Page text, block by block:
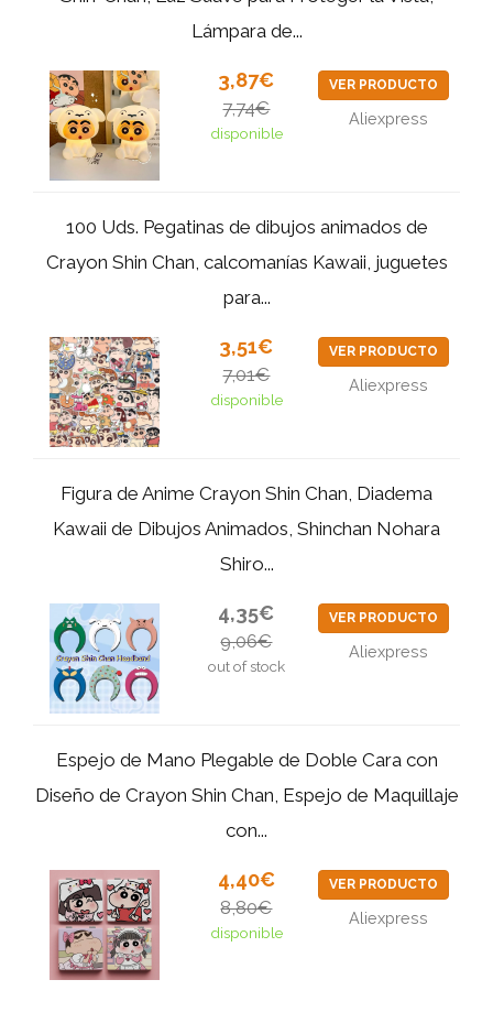
Lámpara de...
3,87€
7,74€
disponible
VER PRODUCTO
Aliexpress
100 Uds. Pegatinas de dibujos animados de
Crayon Shin Chan, calcomanías Kawaii, juguetes
para...
3,51€
7,01€
disponible
VER PRODUCTO
Aliexpress
Figura de Anime Crayon Shin Chan, Diadema
Kawaii de Dibujos Animados, Shinchan Nohara
Shiro...
4,35€
9,06€
out of stock
VER PRODUCTO
Aliexpress
Espejo de Mano Plegable de Doble Cara con
Diseño de Crayon Shin Chan, Espejo de Maquillaje
con...
4,40€
8,80€
disponible
VER PRODUCTO
Aliexpress